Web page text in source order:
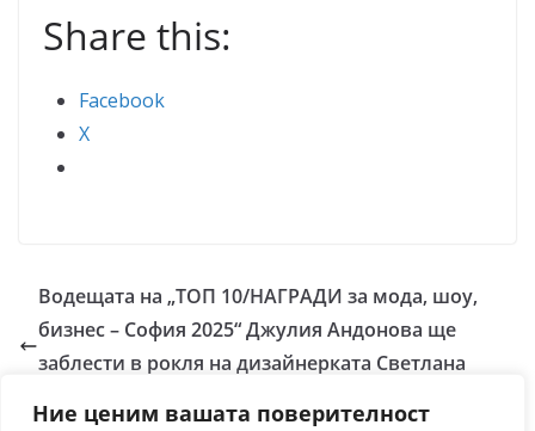
Ние ценим вашата поверителност
Share this:
Facebook
X
Водещата на „ТОП 10/НАГРАДИ за мода, шоу,
бизнес – София 2025“ Джулия Андонова ще
заблести в рокля на дизайнерката Светлана